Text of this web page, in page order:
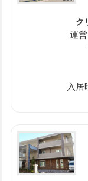
ク
運
入居